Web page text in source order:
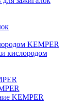
KEMPER
кислородом
KEMPER